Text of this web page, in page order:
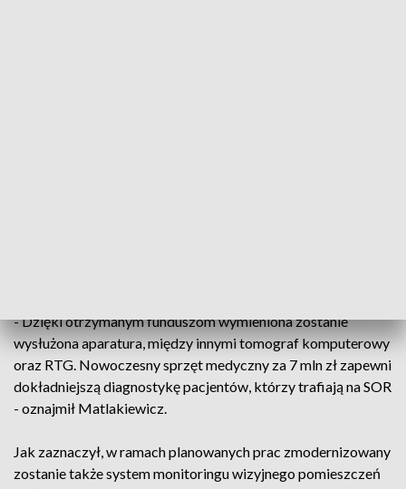
- Dzięki otrzymanym funduszom wymieniona zostanie
wysłużona aparatura, między innymi tomograf komputerowy
oraz RTG. Nowoczesny sprzęt medyczny za 7 mln zł zapewni
dokładniejszą diagnostykę pacjentów, którzy trafiają na SOR
- oznajmił Matlakiewicz.
Jak zaznaczył, w ramach planowanych prac zmodernizowany
zostanie także system monitoringu wizyjnego pomieszczeń